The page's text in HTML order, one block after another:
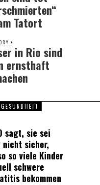
Tatort
in Rio sind
ernsthaft
sagt, sie sei
nicht sicher,
so viele Kinder
schwere
bekommen